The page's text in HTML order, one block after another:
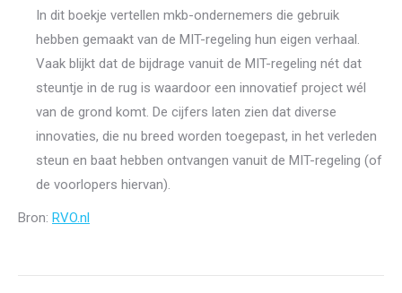
In dit boekje vertellen mkb-ondernemers die gebruik
hebben gemaakt van de MIT-regeling hun eigen verhaal.
Vaak blijkt dat de bijdrage vanuit de MIT-regeling nét dat
steuntje in de rug is waardoor een innovatief project wél
van de grond komt. De cijfers laten zien dat diverse
innovaties, die nu breed worden toegepast, in het verleden
steun en baat hebben ontvangen vanuit de MIT-regeling (of
de voorlopers hiervan).
Bron: RVO.nl